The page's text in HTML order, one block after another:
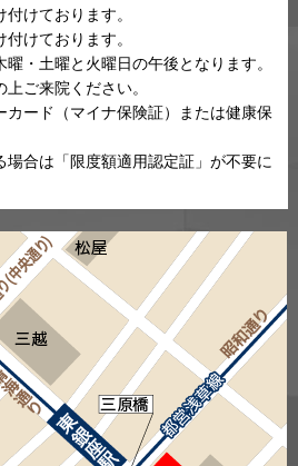
けております。
けております。
・土曜と火曜日の午後となります。
ご来院ください。
カード（マイナ保険証）または健康保
場合は「限度額適用認定証」が不要に